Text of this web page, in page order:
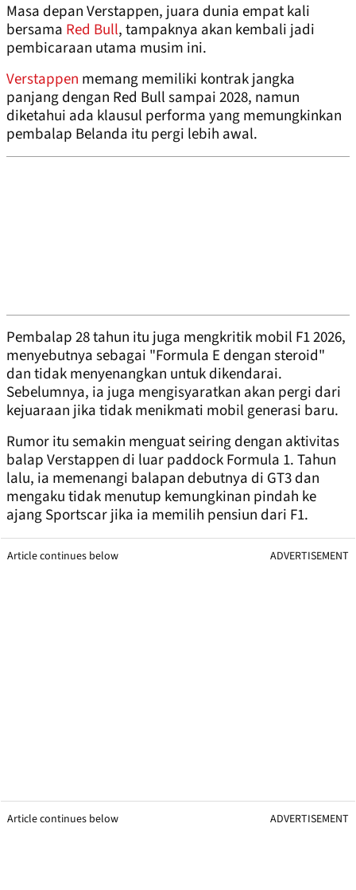
Masa depan Verstappen, juara dunia empat kali
bersama Red Bull, tampaknya akan kembali jadi
pembicaraan utama musim ini.
Verstappen memang memiliki kontrak jangka
panjang dengan Red Bull sampai 2028, namun
diketahui ada klausul performa yang memungkinkan
pembalap Belanda itu pergi lebih awal.
Pembalap 28 tahun itu juga mengkritik mobil F1 2026,
menyebutnya sebagai "Formula E dengan steroid"
dan tidak menyenangkan untuk dikendarai.
Sebelumnya, ia juga mengisyaratkan akan pergi dari
kejuaraan jika tidak menikmati mobil generasi baru.
Rumor itu semakin menguat seiring dengan aktivitas
balap Verstappen di luar paddock Formula 1. Tahun
lalu, ia memenangi balapan debutnya di GT3 dan
mengaku tidak menutup kemungkinan pindah ke
ajang Sportscar jika ia memilih pensiun dari F1.
Article continues below ADVERTISEMENT
Article continues below ADVERTISEMENT